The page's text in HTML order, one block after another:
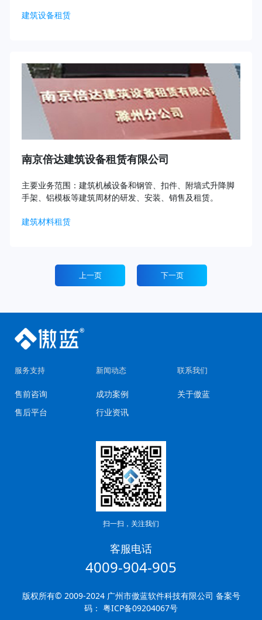
建筑设备租赁
南京倍达建筑设备租赁有限公司
主要业务范围：建筑机械设备和钢管、扣件、附墙式升降脚
手架、铝模板等建筑周材的研发、安装、销售及租赁。
建筑材料租赁
上一页 下一页
服务支持
售前咨询
售后平台
新闻动态
成功案例
行业资讯
联系我们
关于傲蓝
扫一扫，关注我们
客服电话
4009-904-905
版权所有© 2009-2024 广州市傲蓝软件科技有限公司 备案号
码： 粤ICP备09204067号